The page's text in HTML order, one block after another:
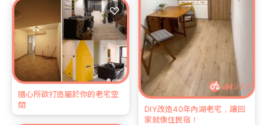
隨心所欲打造屬於你的老宅空
間
♡
DIY改造40年內湖老宅，讓回
家就像住民宿！